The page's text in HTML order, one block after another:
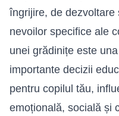
îngrijire, de dezvoltare
nevoilor specifice ale
unei grădinițe este
importante decizii
pentru copilul tău,
emoțională, socială și